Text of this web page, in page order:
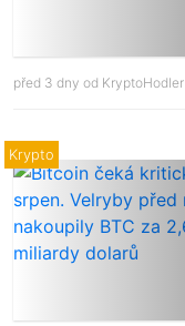
před 3 dny od KryptoHodler
Krypto